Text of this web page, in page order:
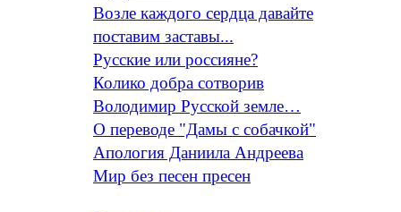
Возле каждого сердца давайте
поставим заставы...
Русские или россияне?
Колико добра сотворив
Володимир Русской земле…
О переводе "Дамы с собачкой"
Апология Даниила Андреева
Мир без песен пресен